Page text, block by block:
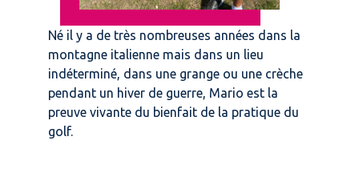
Né il y a de très nombreuses années dans la
montagne italienne mais dans un lieu
indéterminé, dans une grange ou une crèche
pendant un hiver de guerre, Mario est la
preuve vivante du bienfait de la pratique du
golf.